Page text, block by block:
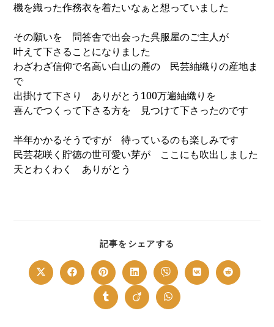
機を織った作務衣を着たいなぁと想っていました
その願いを 問答舎で出会った呉服屋のご主人が
叶えて下さることになりました
わざわざ信仰で名高い白山の麓の 民芸紬織りの産地ま
で
出掛けて下さり ありがとう 100万遍紬織りを
喜んでつくって下さる方を 見つけて下さったのです
半年かかるそうですが 待っているのも楽しみです
民芸花咲く貯徳の世可愛い芽が ここにも吹出しました
天とわくわく ありがとう
記事をシェアする
CONTENT
Opens
in
Opens
in
window
Opens
in
a
new
window
Opens
in
a
new
window
Opens
in
a
new
window
Opens
in
Opens
in
Opens
in
Opens
in
Opens
in